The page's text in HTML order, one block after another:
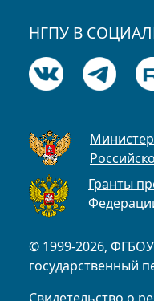
© 1999-2026,
государственный
НГПУ В
Гранты